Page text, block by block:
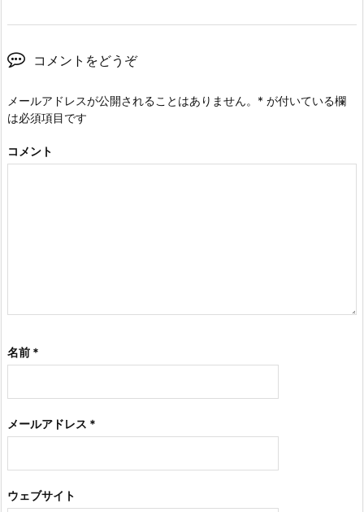
コメントをどうぞ
メールアドレスが公開されることはありません。 * が付いている欄
は必須項目です
コメント
名前 *
メールアドレス *
ウェブサイト